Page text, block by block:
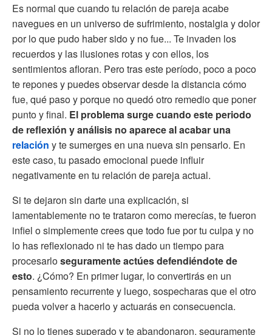
Es normal que cuando tu relación de pareja acabe
navegues en un universo de sufrimiento, nostalgia y dolor
por lo que pudo haber sido y no fue... Te invaden los
recuerdos y las ilusiones rotas y con ellos, los
sentimientos afloran. Pero tras este período, poco a poco
te repones y puedes observar desde la distancia cómo
fue, qué paso y porque no quedó otro remedio que poner
punto y final. El problema surge cuando este periodo
de reflexión y análisis no aparece al acabar una
relación y te sumerges en una nueva sin pensarlo. En
este caso, tu pasado emocional puede influir
negativamente en tu relación de pareja actual.
Si te dejaron sin darte una explicación, si
lamentablemente no te trataron como merecías, te fueron
infiel o simplemente crees que todo fue por tu culpa y no
lo has reflexionado ni te has dado un tiempo para
procesarloseguramente actúes defendiéndote de
esto. ¿Cómo? En primer lugar, lo convertirás en un
pensamiento recurrente y luego, sospecharas que el otro
pueda volver a hacerlo y actuarás en consecuencia.
Si no lo tienes superado y te abandonaron, seguramente